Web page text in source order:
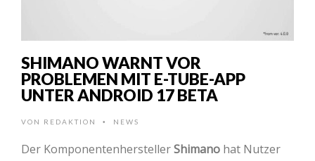
SHIMANO WARNT VOR
PROBLEMEN MIT E-TUBE-APP
UNTER ANDROID 17 BETA
VON REDAKTION • NEWS
Der KomponentenherstellerShimano hat Nutzer